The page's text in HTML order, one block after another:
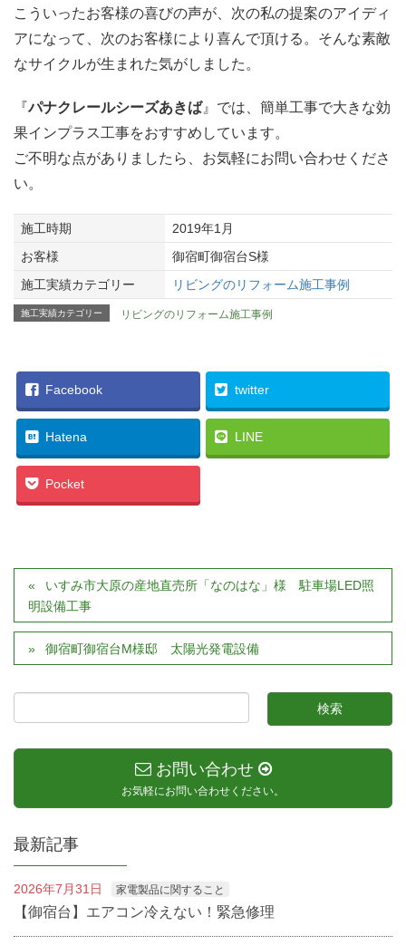
こういったお客様の喜びの声が、次の私の提案のアイディ
アになって、次のお客様により喜んで頂ける。そんな素敵
なサイクルが生まれた気がしました。
『パナクレールシーズあきば』では、簡単工事で大きな効
果インプラス工事をおすすめしています。
ご不明な点がありましたら、お気軽にお問い合わせくださ
い。
施工時期
2019年1月
お客様
御宿町御宿台S様
施工実績カテゴリー
リビングのリフォーム施工事例
施工実績カテゴリー リビングのリフォーム施工事例
Facebook twitter
Hatena LINE
Pocket
いすみ市大原の産地直売所「なのはな」様 駐車場LED照
明設備工事
御宿町御宿台M様邸 太陽光発電設備
お問い合わせ
お気軽にお問い合わせください。
最新記事
2026年7月31日 家電製品に関すること
【御宿台】エアコン冷えない！緊急修理